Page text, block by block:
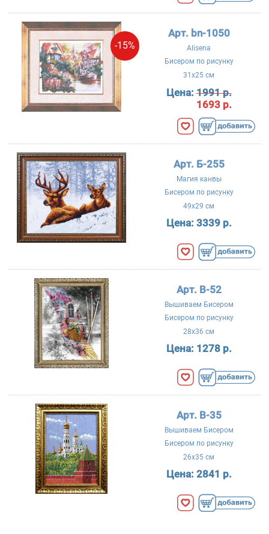
-15%
Арт. bn-1050
Alisena
Бисером по рисунку
31x25 см
Цена:1991 р.
1693 р.
Арт. Б-255
Магия канвы
Бисером по рисунку
49x29 см
Цена: 3339 р.
Арт. B-52
Вышиваем Бисером
Бисером по рисунку
28x36 см
Цена: 1278 р.
Арт. B-35
Вышиваем Бисером
Бисером по рисунку
26x35 см
Цена: 2841 р.